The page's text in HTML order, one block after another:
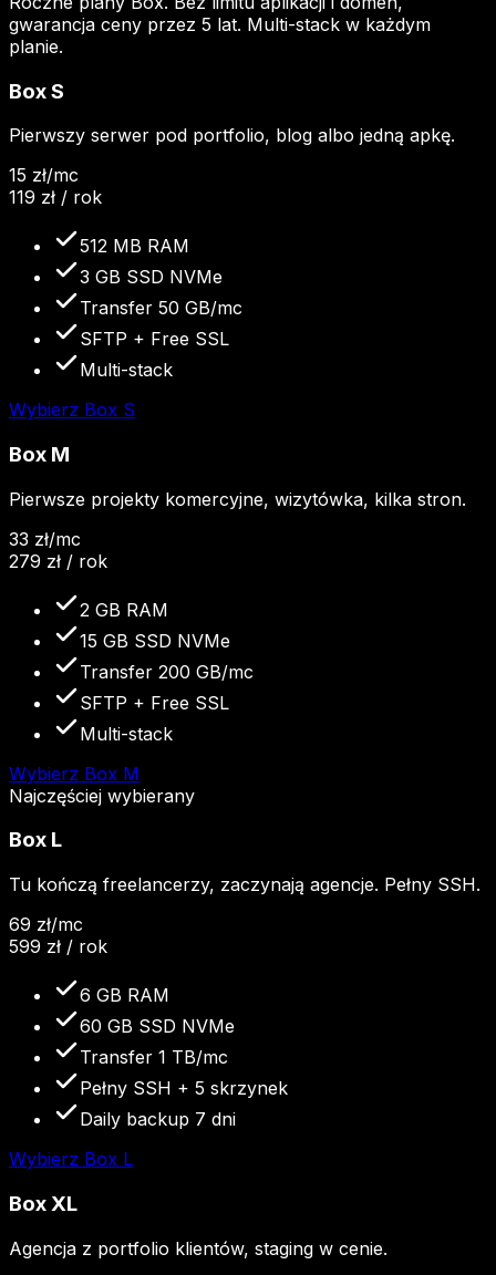
gwarancja ceny przez 5 lat. Multi-stack w każdym
planie.
Box S
Pierwszy serwer pod portfolio, blog albo jedną apkę.
15 zł/mc
119 zł / rok
512 MB RAM
3 GB SSD NVMe
Transfer 50 GB/mc
SFTP + Free SSL
Multi-stack
Wybierz Box S
Box M
Pierwsze projekty komercyjne, wizytówka, kilka stron.
33 zł/mc
279 zł / rok
2 GB RAM
15 GB SSD NVMe
Transfer 200 GB/mc
SFTP + Free SSL
Multi-stack
Wybierz Box M
Najczęściej wybierany
Box L
Tu kończą freelancerzy, zaczynają agencje. Pełny SSH.
69 zł/mc
599 zł / rok
6 GB RAM
60 GB SSD NVMe
Transfer 1 TB/mc
Pełny SSH + 5 skrzynek
Daily backup 7 dni
Wybierz Box L
Box XL
Agencja z portfolio klientów, staging w cenie.